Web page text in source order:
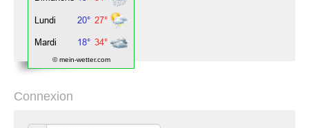
© mein-wetter.com
Connexion